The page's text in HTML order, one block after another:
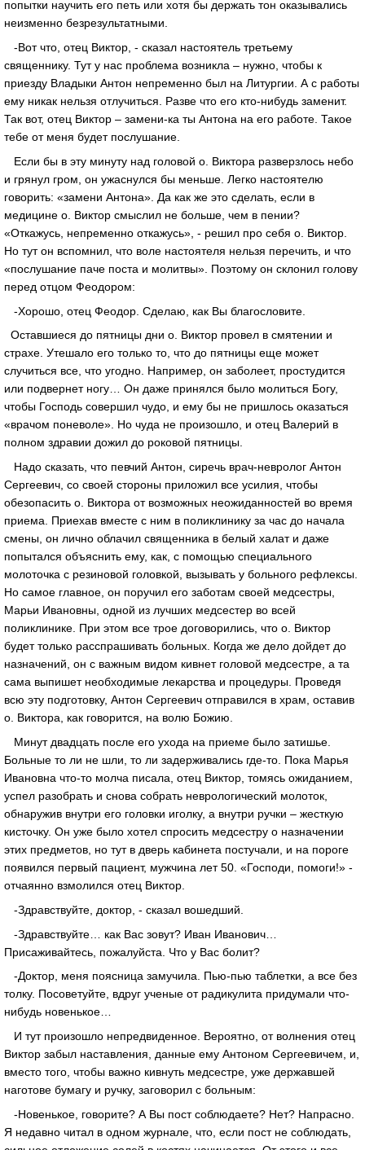
попытки научить его петь или хотя бы держать тон оказывались
неизменно безрезультатными.
-Вот что, отец Виктор, - сказал настоятель третьему
священнику. Тут у нас проблема возникла – нужно, чтобы к
приезду Владыки Антон непременно был на Литургии. А с работы
ему никак нельзя отлучиться. Разве что его кто-нибудь заменит.
Так вот, отец Виктор – замени-ка ты Антона на его работе. Такое
тебе от меня будет послушание.
Если бы в эту минуту над головой о. Виктора разверзлось небо
и грянул гром, он ужаснулся бы меньше. Легко настоятелю
говорить: «замени Антона». Да как же это сделать, если в
медицине о. Виктор смыслил не больше, чем в пении?
«Откажусь, непременно откажусь», - решил про себя о. Виктор.
Но тут он вспомнил, что воле настоятеля нельзя перечить, и что
«послушание паче поста и молитвы». Поэтому он склонил голову
перед отцом Феодором:
-Хорошо, отец Феодор. Сделаю, как Вы благословите.
Оставшиеся до пятницы дни о. Виктор провел в смятении и
страхе. Утешало его только то, что до пятницы еще может
случиться все, что угодно. Например, он заболеет, простудится
или подвернет ногу… Он даже принялся было молиться Богу,
чтобы Господь совершил чудо, и ему бы не пришлось оказаться
«врачом поневоле». Но чуда не произошло, и отец Валерий в
полном здравии дожил до роковой пятницы.
Надо сказать, что певчий Антон, сиречь врач-невролог Антон
Сергеевич, со своей стороны приложил все усилия, чтобы
обезопасить о. Виктора от возможных неожиданностей во время
приема. Приехав вместе с ним в поликлинику за час до начала
смены, он лично облачил священника в белый халат и даже
попытался объяснить ему, как, с помощью специального
молоточка с резиновой головкой, вызывать у больного рефлексы.
Но самое главное, он поручил его заботам своей медсестры,
Марьи Ивановны, одной из лучших медсестер во всей
поликлинике. При этом все трое договорились, что о. Виктор
будет только расспрашивать больных. Когда же дело дойдет до
назначений, он с важным видом кивнет головой медсестре, а та
сама выпишет необходимые лекарства и процедуры. Проведя
всю эту подготовку, Антон Сергеевич отправился в храм, оставив
о. Виктора, как говорится, на волю Божию.
Минут двадцать после его ухода на приеме было затишье.
Больные то ли не шли, то ли задерживались где-то. Пока Марья
Ивановна что-то молча писала, отец Виктор, томясь ожиданием,
успел разобрать и снова собрать неврологический молоток,
обнаружив внутри его головки иголку, а внутри ручки – жесткую
кисточку. Он уже было хотел спросить медсестру о назначении
этих предметов, но тут в дверь кабинета постучали, и на пороге
появился первый пациент, мужчина лет 50. «Господи, помоги!» -
отчаянно взмолился отец Виктор.
-Здравствуйте, доктор, - сказал вошедший.
-Здравствуйте… как Вас зовут? Иван Иванович…
Присаживайтесь, пожалуйста. Что у Вас болит?
-Доктор, меня поясница замучила. Пью-пью таблетки, а все без
толку. Посоветуйте, вдруг ученые от радикулита придумали что-
нибудь новенькое…
И тут произошло непредвиденное. Вероятно, от волнения отец
Виктор забыл наставления, данные ему Антоном Сергеевичем, и,
вместо того, чтобы важно кивнуть медсестре, уже державшей
наготове бумагу и ручку, заговорил с больным:
-Новенькое, говорите? А Вы пост соблюдаете? Нет? Напрасно.
Я недавно читал в одном журнале, что, если пост не соблюдать,